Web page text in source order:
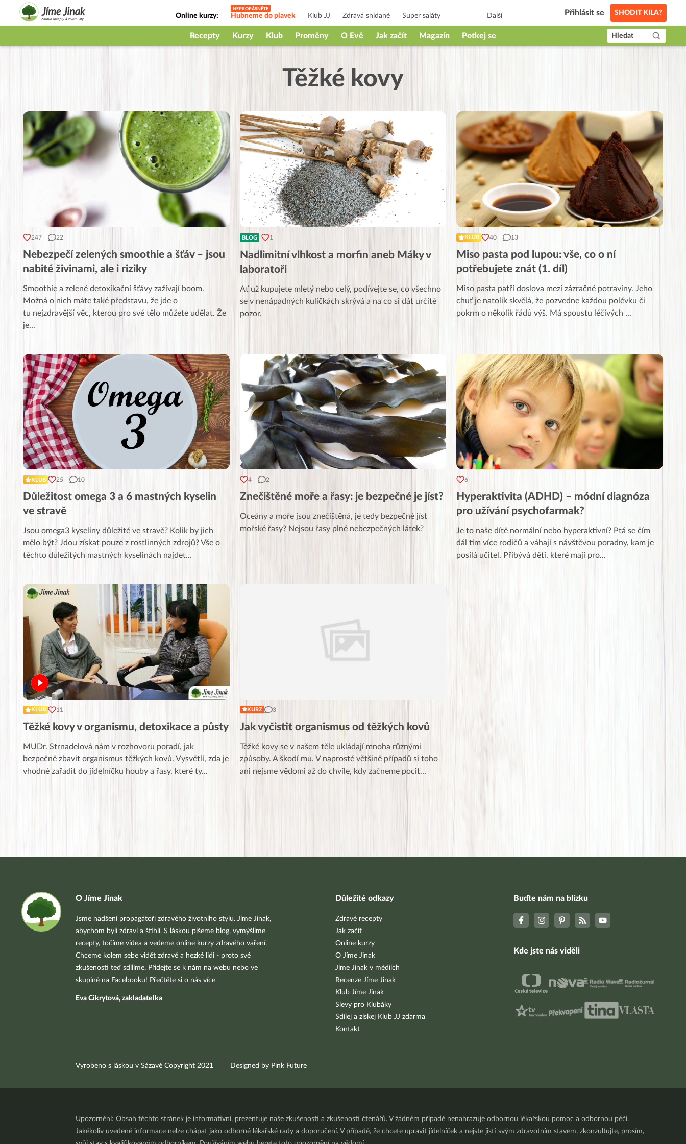
Online kurzy: Hubneme do plavek Klub JJ Zdravá snídaně Super saláty
Jak na babičky
Další Přihlásit se SHODIT KILA?
Recepty Kurzy Klub Proměny O Evě Jak začít Magazín Potkej se Hledat
Těžké kovy
247 22
Nebezpečí zelených smoothie a šťáv – jsou
nabité živinami, ale i riziky
Smoothie a zelené detoxikační šťávy zažívají boom.
Možná o nich máte také představu, že jde o
tu nejzdravější věc, kterou pro své tělo můžete udělat. Že
je...
BLOG 1
Nadlimitní vlhkost a morfin aneb Máky v
laboratoři
Ať už kupujete mletý nebo celý, podívejte se, co všechno
se v nenápadných kuličkách skrývá a na co si dát určitě
pozor.
KLUB 40 13
Miso pasta pod lupou: vše, co o ní
potřebujete znát (1. díl)
Miso pasta patří doslova mezi zázračné potraviny. Jeho
chuť je natolik skvělá, že pozvedne každou polévku či
pokrm o několik řádů výš. Má spoustu léčivých ...
KLUB 25 10
Důležitost omega 3 a 6 mastných kyselin
ve stravě
Jsou omega3 kyseliny důležité ve stravě? Kolik by jich
mělo být? Jdou získat pouze z rostlinných zdrojů? Vše o
těchto důležitých mastných kyselinách najdet...
4 2
Znečištěné moře a řasy: je bezpečné je jíst?
Oceány a moře jsou znečištěná, je tedy bezpečné jíst
mořské řasy? Nejsou řasy plné nebezpečných látek?
6
Hyperaktivita (ADHD) – módní diagnóza
pro užívání psychofarmak?
Je to naše dítě normální nebo hyperaktivní? Ptá se čím
dál tím více rodičů a váhají s návštěvou poradny, kam je
posílá učitel. Přibývá dětí, které mají pro...
KLUB 11
Těžké kovy v organismu, detoxikace a půsty
MUDr. Strnadelová nám v rozhovoru poradí, jak
bezpečně zbavit organismus těžkých kovů. Vysvětlí, zda je
vhodné zařadit do jídelníčku houby a řasy, které ty...
KURZ 3
Jak vyčistit organismus od těžkých kovů
Těžké kovy se v našem těle ukládají mnoha různými
způsoby. A škodí mu. V naprosté většině případů si toho
ani nejsme vědomi až do chvíle, kdy začneme pociť...
O Jíme Jinak
Jsme nadšení propagátoři zdravého životního stylu. Jíme Jinak,
abychom byli zdraví a štíhlí. S láskou píšeme blog, vymýšlíme
recepty, točíme videa a vedeme online kurzy zdravého vaření.
Chceme kolem sebe vidět zdravé a hezké lidi - proto své
zkušenosti teď sdílíme. Přidejte se k nám na webu nebo ve
skupině na Facebooku! Přečtěte si o nás více
Eva Cikrytová, zakladatelka
Důležité odkazy
Zdravé recepty
Jak začít
Online kurzy
O Jíme Jinak
Jíme Jinak v médiích
Recenze Jíme Jinak
Klub Jíme Jinak
Slevy pro Klubáky
Sdílej a získej Klub JJ zdarma
Kontakt
Buďte nám na blízku
Kde jste nás viděli
Vyrobeno s láskou v Sázavě Copyright 2021 Designed by Pink Future
Upozornění: Obsah těchto stránek je informativní, prezentuje naše zkušenosti a zkušenosti čtenářů. V žádném případě nenahrazuje odbornou lékařskou pomoc a odbornou péči.
Jakékoliv uvedené informace nelze chápat jako odborné lékařské rady a doporučení. V případě, že chcete upravit jídelníček a nejste jistí svým zdravotním stavem, zkonzultujte, prosím,